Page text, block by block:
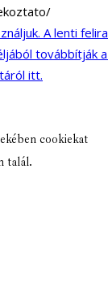
A lenti
továbbítják
itt.
cookiekat
talál.